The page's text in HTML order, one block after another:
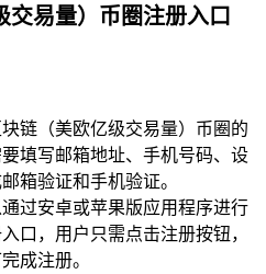
交易量）币圈注册入口
链（美欧亿级交易量）币圈的
填写邮箱地址、手机号码、设
箱验证和手机验证。
过安卓或苹果版应用程序进行
口，用户只需点击注册按钮，
成注册。